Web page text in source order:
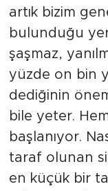
artık bizim
bulunduğu
şaşmaz,
yüzde on bin
dediğinin
bile yeter.
başlanıyor.
taraf olunan
en küçük bir